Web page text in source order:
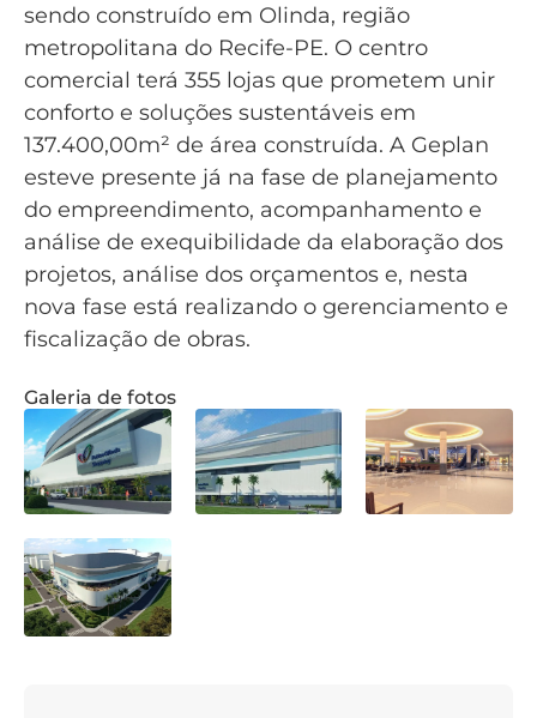
sendo construído em Olinda, região
metropolitana do Recife-PE. O centro
comercial terá 355 lojas que prometem unir
conforto e soluções sustentáveis em
137.400,00m² de área construída. A Geplan
esteve presente já na fase de planejamento
do empreendimento, acompanhamento e
análise de exequibilidade da elaboração dos
projetos, análise dos orçamentos e, nesta
nova fase está realizando o gerenciamento e
fiscalização de obras.
Galeria de fotos